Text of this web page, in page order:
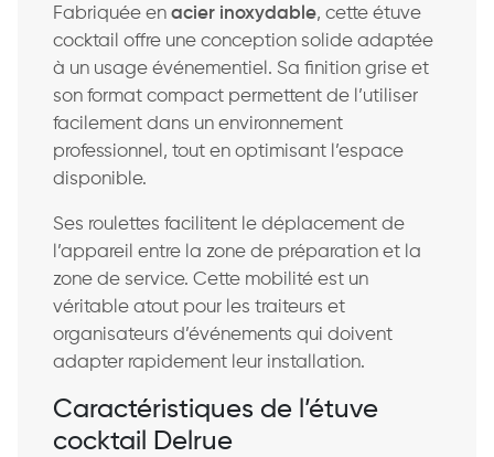
Fabriquée en acier inoxydable, cette étuve
cocktail offre une conception solide adaptée
à un usage événementiel. Sa finition grise et
son format compact permettent de l’utiliser
facilement dans un environnement
professionnel, tout en optimisant l’espace
disponible.
Ses roulettes facilitent le déplacement de
l’appareil entre la zone de préparation et la
zone de service. Cette mobilité est un
véritable atout pour les traiteurs et
organisateurs d’événements qui doivent
adapter rapidement leur installation.
Caractéristiques de l’étuve
cocktail Delrue